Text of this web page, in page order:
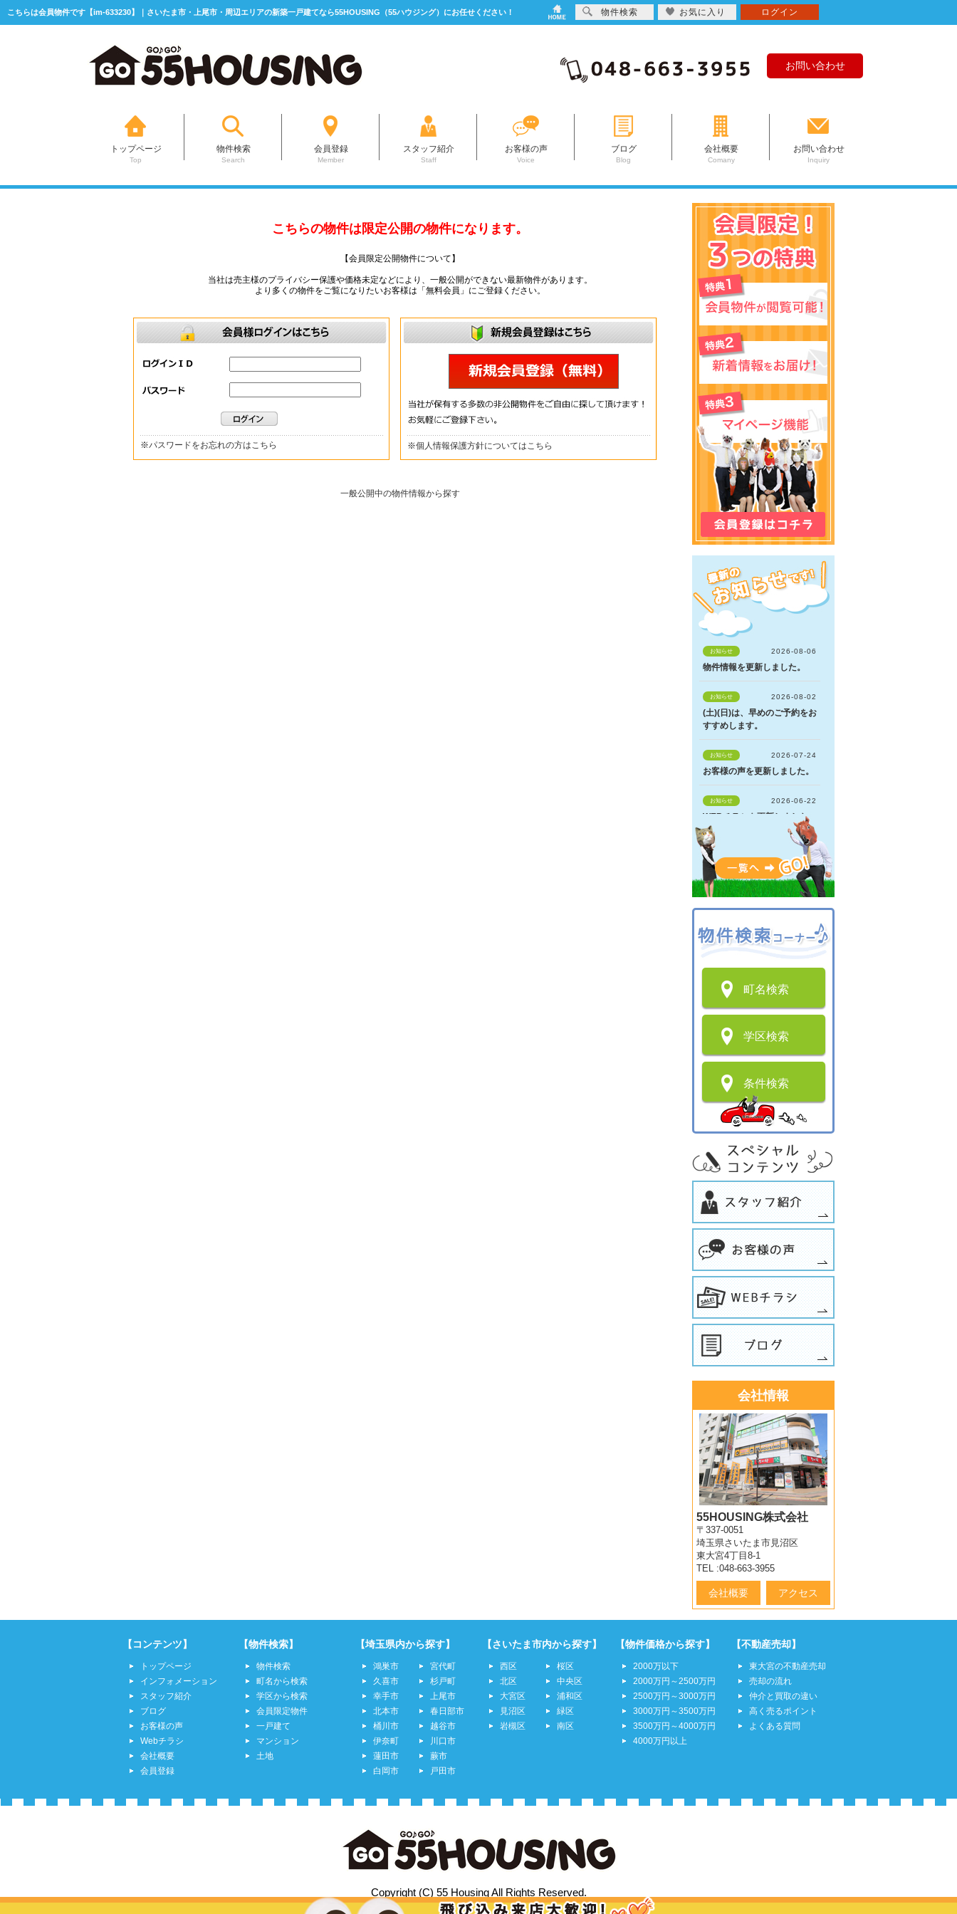
こちらは会員物件です【im-633230】｜さいたま市・上尾市・周辺エリアの新築一戸建てなら55HOUSING（55ハウジング）にお任せください！
お問い合わせ
トップページ
Top
物件検索
Search
会員登録
Member
スタッフ紹介
Staff
お客様の声
Voice
ブログ
Blog
会社概要
Comany
お問い合わせ
Inquiry
こちらの物件は限定公開の物件になります。
【会員限定公開物件について】
当社は売主様のプライバシー保護や価格未定などにより、一般公開ができない最新物件があります。
より多くの物件をご覧になりたいお客様は「無料会員」にご登録ください。
※パスワードをお忘れの方はこちら ※個人情報保護方針についてはこちら
一般公開中の物件情報から探す
町名検索
学区検索
条件検索
会社情報
55HOUSING株式会社
〒337-0051
埼玉県さいたま市見沼区
東大宮4丁目8-1
TEL :048-663-3955
会社概要 アクセス
【コンテンツ】
トップページ
インフォメーション
スタッフ紹介
ブログ
お客様の声
Webチラシ
会社概要
会員登録
【物件検索】
物件検索
町名から検索
学区から検索
会員限定物件
一戸建て
マンション
土地
【埼玉県内から探す】
鴻巣市
久喜市
幸手市
北本市
桶川市
伊奈町
蓮田市
白岡市
宮代町
杉戸町
上尾市
春日部市
越谷市
川口市
蕨市
戸田市
【さいたま市内から探す】
西区
北区
大宮区
見沼区
岩槻区
桜区
中央区
浦和区
緑区
南区
【物件価格から探す】
2000万以下
2000万円～2500万円
2500万円～3000万円
3000万円～3500万円
3500万円～4000万円
4000万円以上
【不動産売却】
東大宮の不動産売却
売却の流れ
仲介と買取の違い
高く売るポイント
よくある質問
Copyright (C) 55 Housing All Rights Reserved.
物件検索 お気に入り ログイン